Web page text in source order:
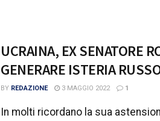
UCRAINA, EX SENATORE
GENERARE ISTERIA
BY REDAZIONE 3 MAGGIO 2022 1
In molti ricordano la sua